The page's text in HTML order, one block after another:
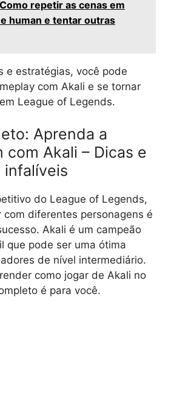
Como repetir as cenas em
human e tentar outras
e estratégias, você pode
com Akali e se tornar
League of Legends.
Aprenda a
com Akali – Dicas e
infalíveis
do League of Legends,
com diferentes personagens é
Akali é um campeão
que pode ser uma ótima
de nível intermediário.
como jogar de Akali no
é para você.